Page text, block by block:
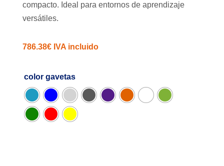
compacto. Ideal para entornos de aprendizaje
versátiles.
786.38€ IVA incluido
color gavetas